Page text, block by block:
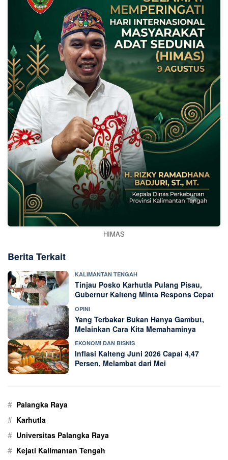
HIMAS
Berita Terkait
KALIMANTAN TENGAH
Tinjau Posko Karhutla Pulang Pisau,
Gubernur Kalteng Minta Respons Cepat
OPINI
Yang Terbakar Bukan Hanya Gambut,
Melainkan Cara Kita Memahaminya
EKONOMI DAN BISNIS
Inflasi Kalteng Juni 2026 Capai 4,47
Persen, Melambat dari Mei
# Palangka Raya
# Karhutla
# Universitas Palangka Raya
# Kejati Kalimantan Tengah